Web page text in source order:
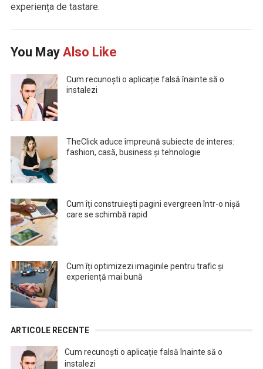
experiența de tastare.
You May Also Like
Cum recunoști o aplicație falsă înainte să o
instalezi
TheClick aduce împreună subiecte de interes:
fashion, casă, business și tehnologie
Cum îți construiești pagini evergreen într-o nișă
care se schimbă rapid
Cum îți optimizezi imaginile pentru trafic și
experiență mai bună
ARTICOLE RECENTE
Cum recunoști o aplicație falsă înainte să o
instalezi